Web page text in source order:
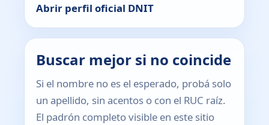
Abrir perfil oficial DNIT
Buscar mejor si no coincide
Si el nombre no es el esperado, probá solo
un apellido, sin acentos o con el RUC raíz.
El padrón completo visible en este sitio